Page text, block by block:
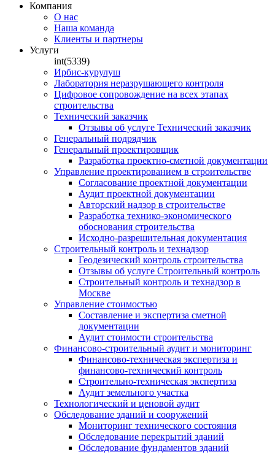
Компания
О нас
Наша команда
Клиенты и партнеры
Услуги
int(5339)
Ирбис-курулуш
Лаборатория неразрушающего контроля
Цифровое сопровождение на всех этапах
строительства
Технический заказчик
Отзывы об услуге Технический заказчик
Генеральный подрядчик
Генеральный проектировщик
Разработка проектно-сметной документации
Управление проектированием в строительстве
Согласование проектной документации
Аудит проектной документации
Авторский надзор в строительстве
Разработка технико-экономического
обоснования строительства
Исходно-разрешительная документация
Строительный контроль и технадзор
Геодезический контроль строительства
Отзывы об услуге Строительный контроль
Строительный контроль и технадзор в
Москве
Управление стоимостью
Составление и экспертиза сметной
документации
Аудит стоимости строительства
Финансово-строительный аудит и мониторинг
Финансово-техническая экспертиза и
финансово-технический контроль
Строительно-техническая экспертиза
Аудит земельного участка
Технологический и ценовой аудит
Обследование зданий и сооружений
Мониторинг технического состояния
Обследование перекрытий зданий
Обследование фундаментов зданий